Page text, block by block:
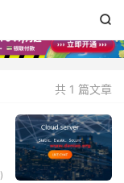

共 1 篇文章
)